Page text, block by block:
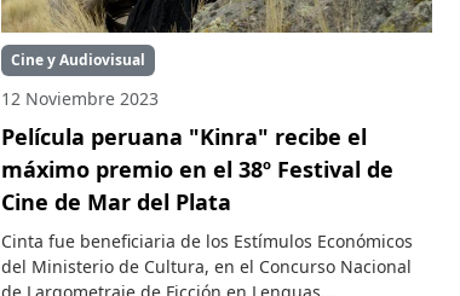
Cine y Audiovisual
12 Noviembre 2023
Película peruana "Kinra" recibe el
máximo premio en el 38º Festival de
Cine de Mar del Plata
Cinta fue beneficiaria de los Estímulos Económicos
del Ministerio de Cultura, en el Concurso Nacional